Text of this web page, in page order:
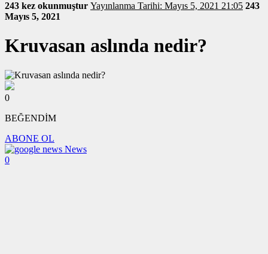
243 kez okunmuştur
Yayınlanma Tarihi: Mayıs 5, 2021 21:05 243
Mayıs 5, 2021
Kruvasan aslında nedir?
0
BEĞENDİM
ABONE OL
News
0